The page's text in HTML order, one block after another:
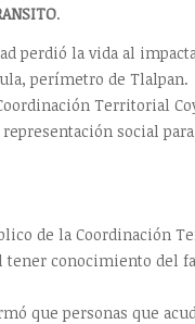
.
perdió la vida al
perímetro de Tlalpan.
Territorial
social
de la Coordinación
conocimiento del
que personas que